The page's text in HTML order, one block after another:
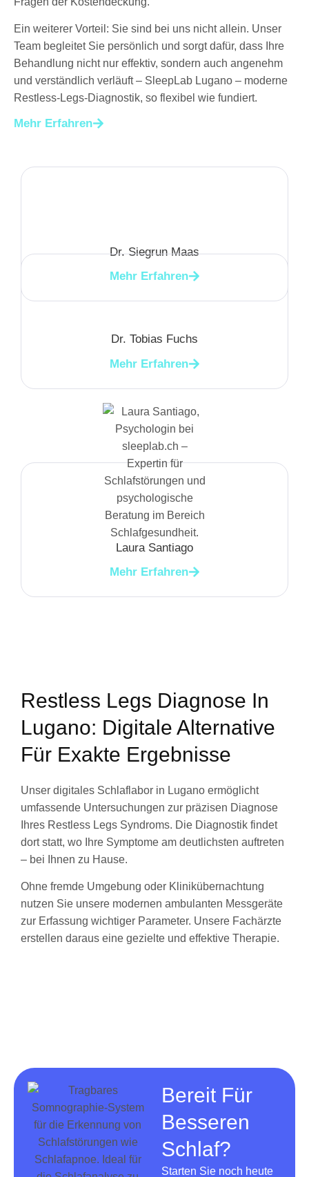
Ein weiterer Vorteil: Sie sind bei uns nicht allein. Unser
Team begleitet Sie persönlich und sorgt dafür, dass Ihre
Behandlung nicht nur effektiv, sondern auch angenehm
und verständlich verläuft – SleepLab Lugano – moderne
Restless-Legs-Diagnostik, so flexibel wie fundiert.
Mehr Erfahren
Dr. Siegrun Maas
Mehr Erfahren
Dr. Tobias Fuchs
Mehr Erfahren
Laura Santiago
Mehr Erfahren
Restless Legs Diagnose In
Lugano: Digitale Alternative
Für Exakte Ergebnisse
Unser digitales Schlaflabor in Lugano ermöglicht
umfassende Untersuchungen zur präzisen Diagnose
Ihres Restless Legs Syndroms. Die Diagnostik findet
dort statt, wo Ihre Symptome am deutlichsten auftreten
– bei Ihnen zu Hause.
Ohne fremde Umgebung oder Klinikübernachtung
nutzen Sie unsere modernen ambulanten Messgeräte
zur Erfassung wichtiger Parameter. Unsere Fachärzte
erstellen daraus eine gezielte und effektive Therapie.
Bereit Für
Besseren
Schlaf?
Starten Sie noch heute